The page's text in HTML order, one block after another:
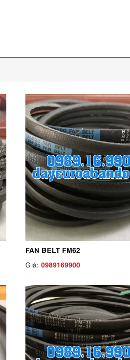
FAN BELT FM62
Giá: 0989169900